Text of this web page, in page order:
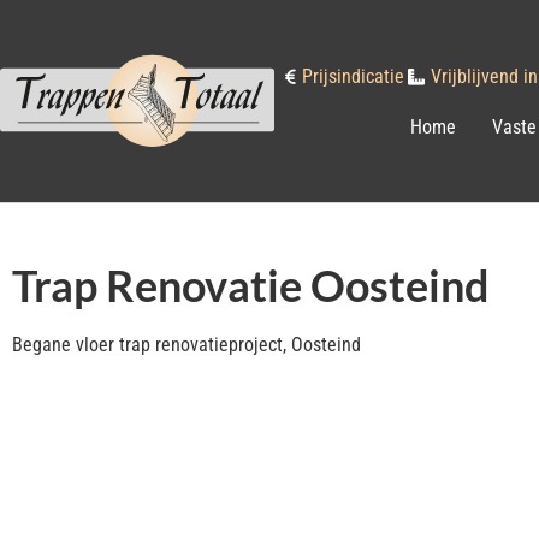
Prijsindicatie Vrijblijvend
Home
Trap Renovatie Oosteind
Begane vloer trap renovatieproject, Oosteind